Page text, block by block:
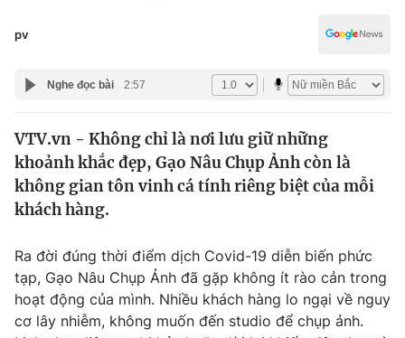
Pháp luật
Thế giới
Tin tức
Thế giới đó đây
Câu chuyện quốc tế
Tài chính
Thị trường
Dữ liệu và đời sống
Công nghệ
pv
Nghe đọc bài 2:57
VTV.vn - Không chỉ là nơi lưu giữ những
khoảnh khắc đẹp, Gạo Nâu Chụp Ảnh còn là
không gian tôn vinh cá tính riêng biệt của mỗi
khách hàng.
Ra đời đúng thời điểm dịch Covid-19 diễn biến phức
tạp, Gạo Nâu Chụp Ảnh đã gặp không ít rào cản trong
hoạt động của mình. Nhiều khách hàng lo ngại về nguy
cơ lây nhiễm, không muốn đến studio để chụp ảnh.